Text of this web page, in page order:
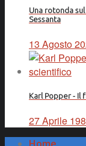
Una rotonda
Sessanta
13 Agosto
Karl Popper - Il
27 Aprile